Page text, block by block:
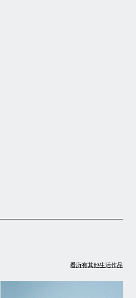
看所有其他生活作品